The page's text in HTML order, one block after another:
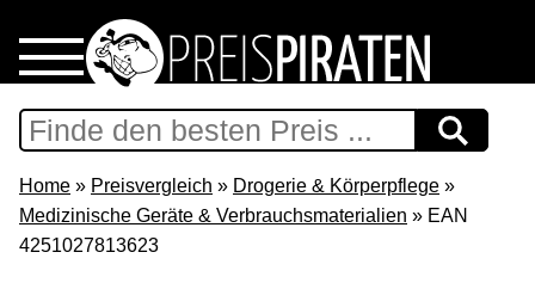
Home
Download
Preispiraten auf Facebook
Home » Preisvergleich » Drogerie & Körperpflege »
Medizinische Geräte & Verbrauchsmaterialien » EAN
4251027813623